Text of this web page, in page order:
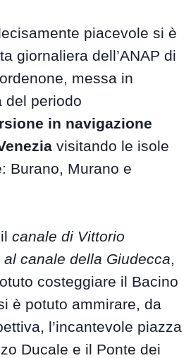
piacevole si è
giornaliera dell’ANAP di
messa in
del periodo
in navigazione
visitando le isole
Burano, Murano e
canale di Vittorio
canale della Giudecca,
costeggiare il Bacino
è potuto ammirare, da
l’incantevole piazza
Ducale e il Ponte dei